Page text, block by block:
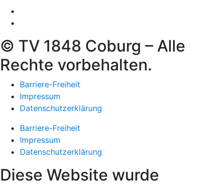
© TV 1848 Coburg – Alle
Rechte vorbehalten.
Barriere-Freiheit
Impressum
Datenschutzerklärung
Barriere-Freiheit
Impressum
Datenschutzerklärung
Diese Website wurde